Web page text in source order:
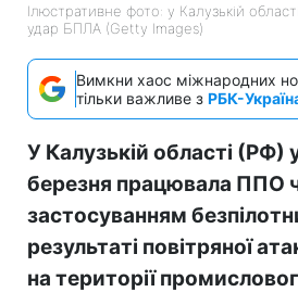
Ілюстративне фото: у Калузькій
удар БПЛА (Getty Images)
Вимкни хаос міжнародних
тільки важливе з РБК-
У Калузькій області (РФ)
березня працювала ППО
застосуванням
результаті повітряної
на території